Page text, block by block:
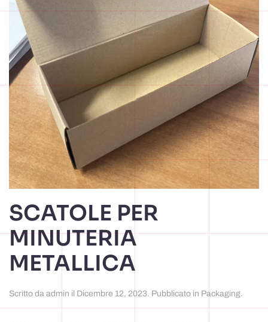
SCATOLE PER
MINUTERIA
METALLICA
Scritto da admin il Dicembre 12, 2023. Pubblicato in Packaging.